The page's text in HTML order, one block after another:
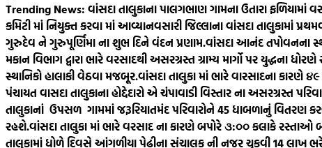
Trending News: વાંસદા તાલુકાના પાલગભાણ ગામના ઉતારા ફળિયામાં
કમિટી માં નિયુક્ત કરવા માં આવ્યાનવસારી જિલ્લાના વાંસદા તાલુકામાં
ગુરુદેવ ને ગુરુપૂર્ણિમા ના શુભ દિને વંદન પ્રણામ.વાંસદા આનંદ તપોવનના
મકાન વિભાગ દ્વારા ભારે વરસાદથી અસરગ્રસ્ત ગ્રામ્ય માર્ગો પર યુદ્ધના
સ્થાનિકો હાલાકી વેઠવા મજબૂર.વાંસદા તાલુકા માં ભારે વારસાદના
પંચાયત વાસદા તાલુકાના હોદ્દેદારો એ ચંપાવાડી વિસ્તાર ના અસરગ્રસ્ત
તાલુકાનાં ઉપસળ ગામમાં જરૂરિયાતમંદ પરિવારોને 45 ધાબળાનું વિતરણ
રહશે.વાંસદા તાલુકા માં ભારે વરસાદ ના કારણે બપોરે ૩:૦૦ કલાકે રસ્તાઓ
તાલુકામાં ધોળે દિવસે આંગળીયા પેઢીના સંચાલક ની નજર ચૂકવી 14 લાખ